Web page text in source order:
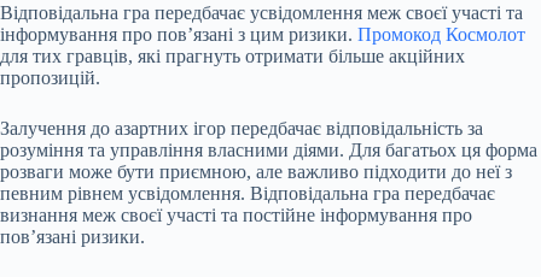
Відповідальна гра передбачає усвідомлення меж своєї участі та
інформування про пов’язані з цим ризики. Промокод Космолот
для тих гравців, які прагнуть отримати більше акційних
пропозицій.
Залучення до азартних ігор передбачає відповідальність за
розуміння та управління власними діями. Для багатьох ця форма
розваги може бути приємною, але важливо підходити до неї з
певним рівнем усвідомлення. Відповідальна гра передбачає
визнання меж своєї участі та постійне інформування про
пов’язані ризики.